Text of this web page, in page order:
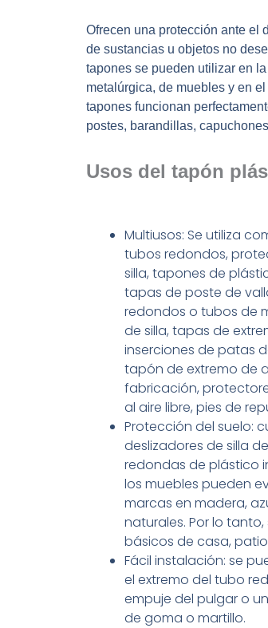
Ofrecen una protección ante el
de sustancias u objetos no
tapones se pueden utilizar en
metalúrgica, de muebles y en
tapones funcionan
postes, barandillas,
Usos del tapón
Multiusos: Se utiliza
tubos redondos,
silla, tapones de
tapas de poste de
redondos o tubos de
de silla, tapas de
inserciones de patas
tapón de extremo de
fabricación,
al aire libre, pies de
Protección del suelo:
deslizadores de silla
redondas de plástico
los muebles pueden
marcas en madera,
naturales. Por lo
básicos de casa,
Fácil instalación: se
el extremo del tubo
empuje del pulgar o
de goma o martillo.